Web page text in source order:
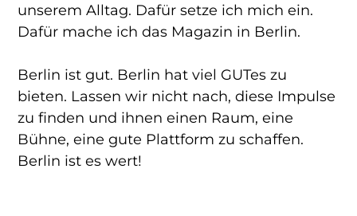
unserem Alltag. Dafür setze ich mich ein.
Dafür mache ich das Magazin in Berlin.
Berlin ist gut. Berlin hat viel GUTes zu
bieten. Lassen wir nicht nach, diese Impulse
zu finden und ihnen einen Raum, eine
Bühne, eine gute Plattform zu schaffen.
Berlin ist es wert!